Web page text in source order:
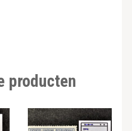
producten